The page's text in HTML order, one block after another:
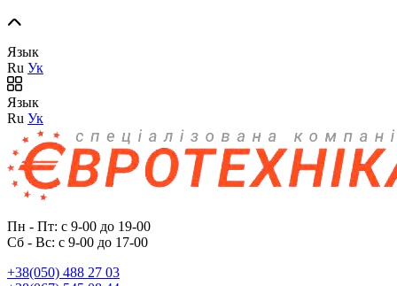
Язык
Ru Ук
Язык
Ru Ук
Пн - Пт: с 9-00 до 19-00
Сб - Вс: с 9-00 до 17-00
+38(050) 488 27 03